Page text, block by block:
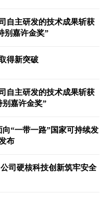
自主研发的技术成果斩获
别嘉许金奖”​
得新突破
自主研发的技术成果斩获
别嘉许金奖”
“一带一路”国家可持续发
布
司硬核科技创新筑牢安全